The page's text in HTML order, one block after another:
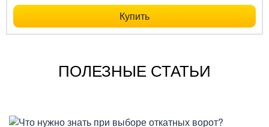
Купить
ПОЛЕЗНЫЕ СТАТЬИ